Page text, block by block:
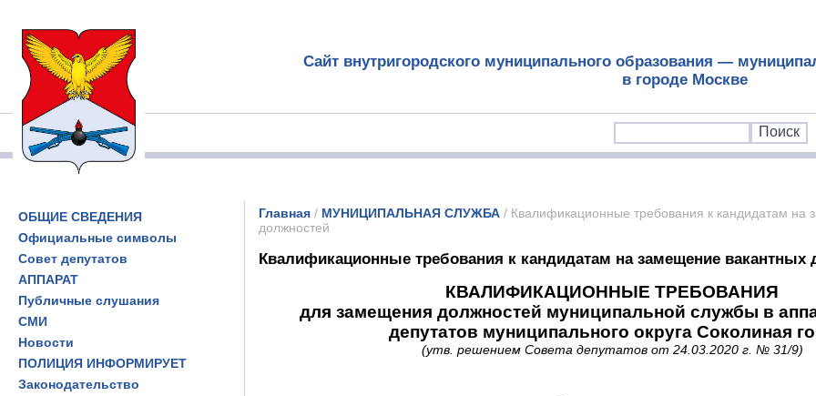
Сайт внутригородского муниципального образования —
в городе Москве
ОБЩИЕ СВЕДЕНИЯ
Официальные символы
Совет депутатов
АППАРАТ
Публичные слушания
СМИ
Новости
ПОЛИЦИЯ ИНФОРМИРУЕТ
Законодательство
Главная / МУНИЦИПАЛЬНАЯ СЛУЖБА / Квалификационные требования к кандидатам на
должностей
Квалификационные требования к кандидатам на замещение вакантных
КВАЛИФИКАЦИОННЫЕ ТРЕБОВАНИЯ
для замещения должностей муниципальной службы в
депутатов муниципального округа Соколиная
(утв. решением Совета депутатов от 24.03.2020 г. № 31/9)